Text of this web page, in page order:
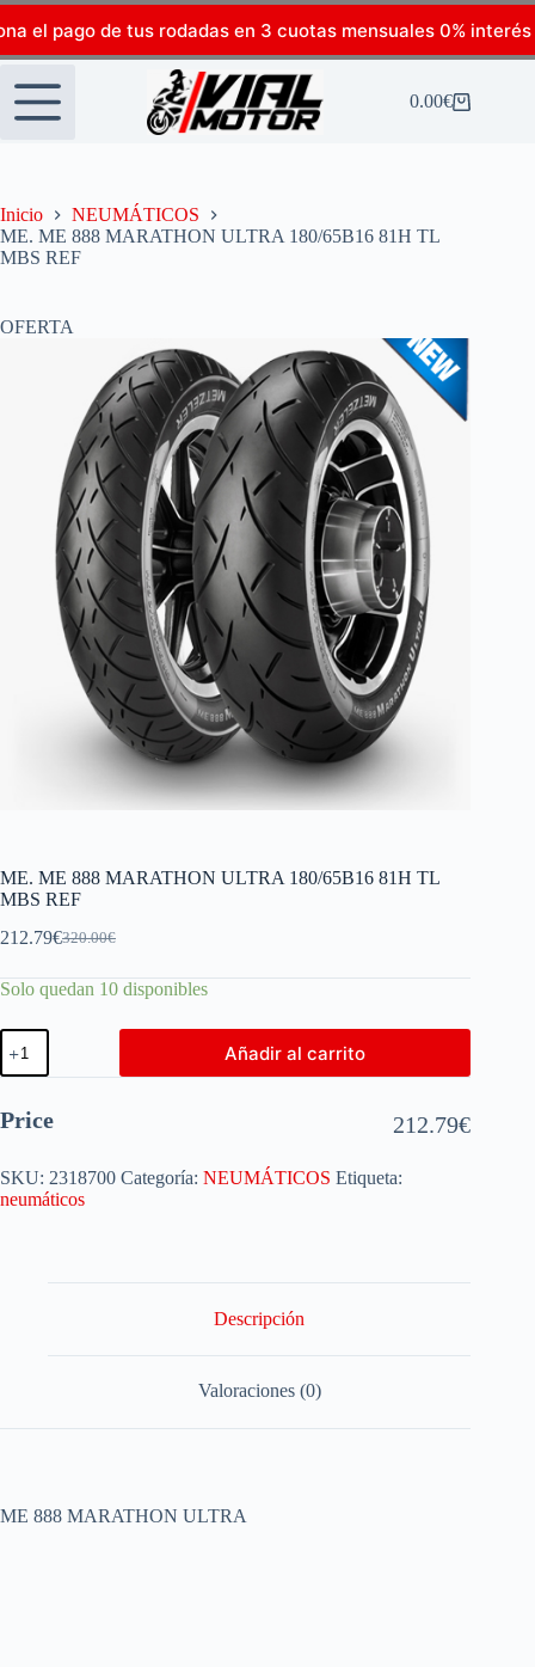
el pago de tus rodadas en 3 cuotas mensuales 0% interés
0.00€
Inicio
NEUMÁTICOS
ME. ME 888 MARATHON ULTRA 180/65B16 81H TL
MBS REF
OFERTA
ME. ME 888 MARATHON ULTRA 180/65B16 81H TL
MBS REF
320.00€
212.79€
Solo quedan 10 disponibles
Añadir al carrito
Price 212.79€
SKU: 2318700 Categoría: NEUMÁTICOS Etiqueta:
neumáticos
Descripción
Valoraciones (0)
ME 888 MARATHON ULTRA